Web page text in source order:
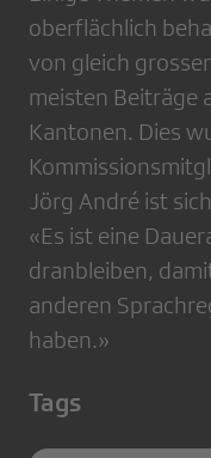
oberflächlich
von gleich
meisten Beiträge
Kantonen. Dies
Jörg André ist
«Es ist eine
dranbleiben,
anderen
haben.»
Tags